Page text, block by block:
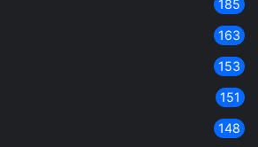
185
163
153
151
148